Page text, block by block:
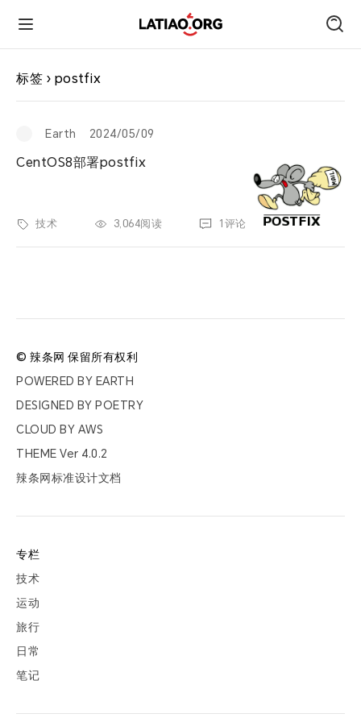
首页
技术
旅行
跑遍中国
标签 › postfix
Earth 2024/05/09
CentOS8部署postfix
技术 3,064阅读 1评论
© 辣条网 保留所有权利
POWERED BY EARTH
DESIGNED BY POETRY
CLOUD BY AWS
THEME Ver 4.0.2
辣条网标准设计文档
专栏
技术
运动
旅行
日常
笔记